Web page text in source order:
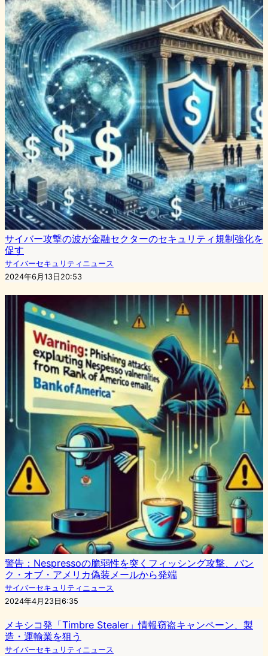
サイバー攻撃の波が金融セクターのセキュリティ規制強化を
促す
サイバーセキュリティニュース
2024年6月13日20:53
警告：Nespressoの脆弱性を突くフィッシング攻撃、バン
ク・オブ・アメリカ偽装メールから発端
サイバーセキュリティニュース
2024年4月23日6:35
メキシコ発「Timbre Stealer」情報窃盗キャンペーン、製
造・運輸業を狙う
サイバーセキュリティニュース